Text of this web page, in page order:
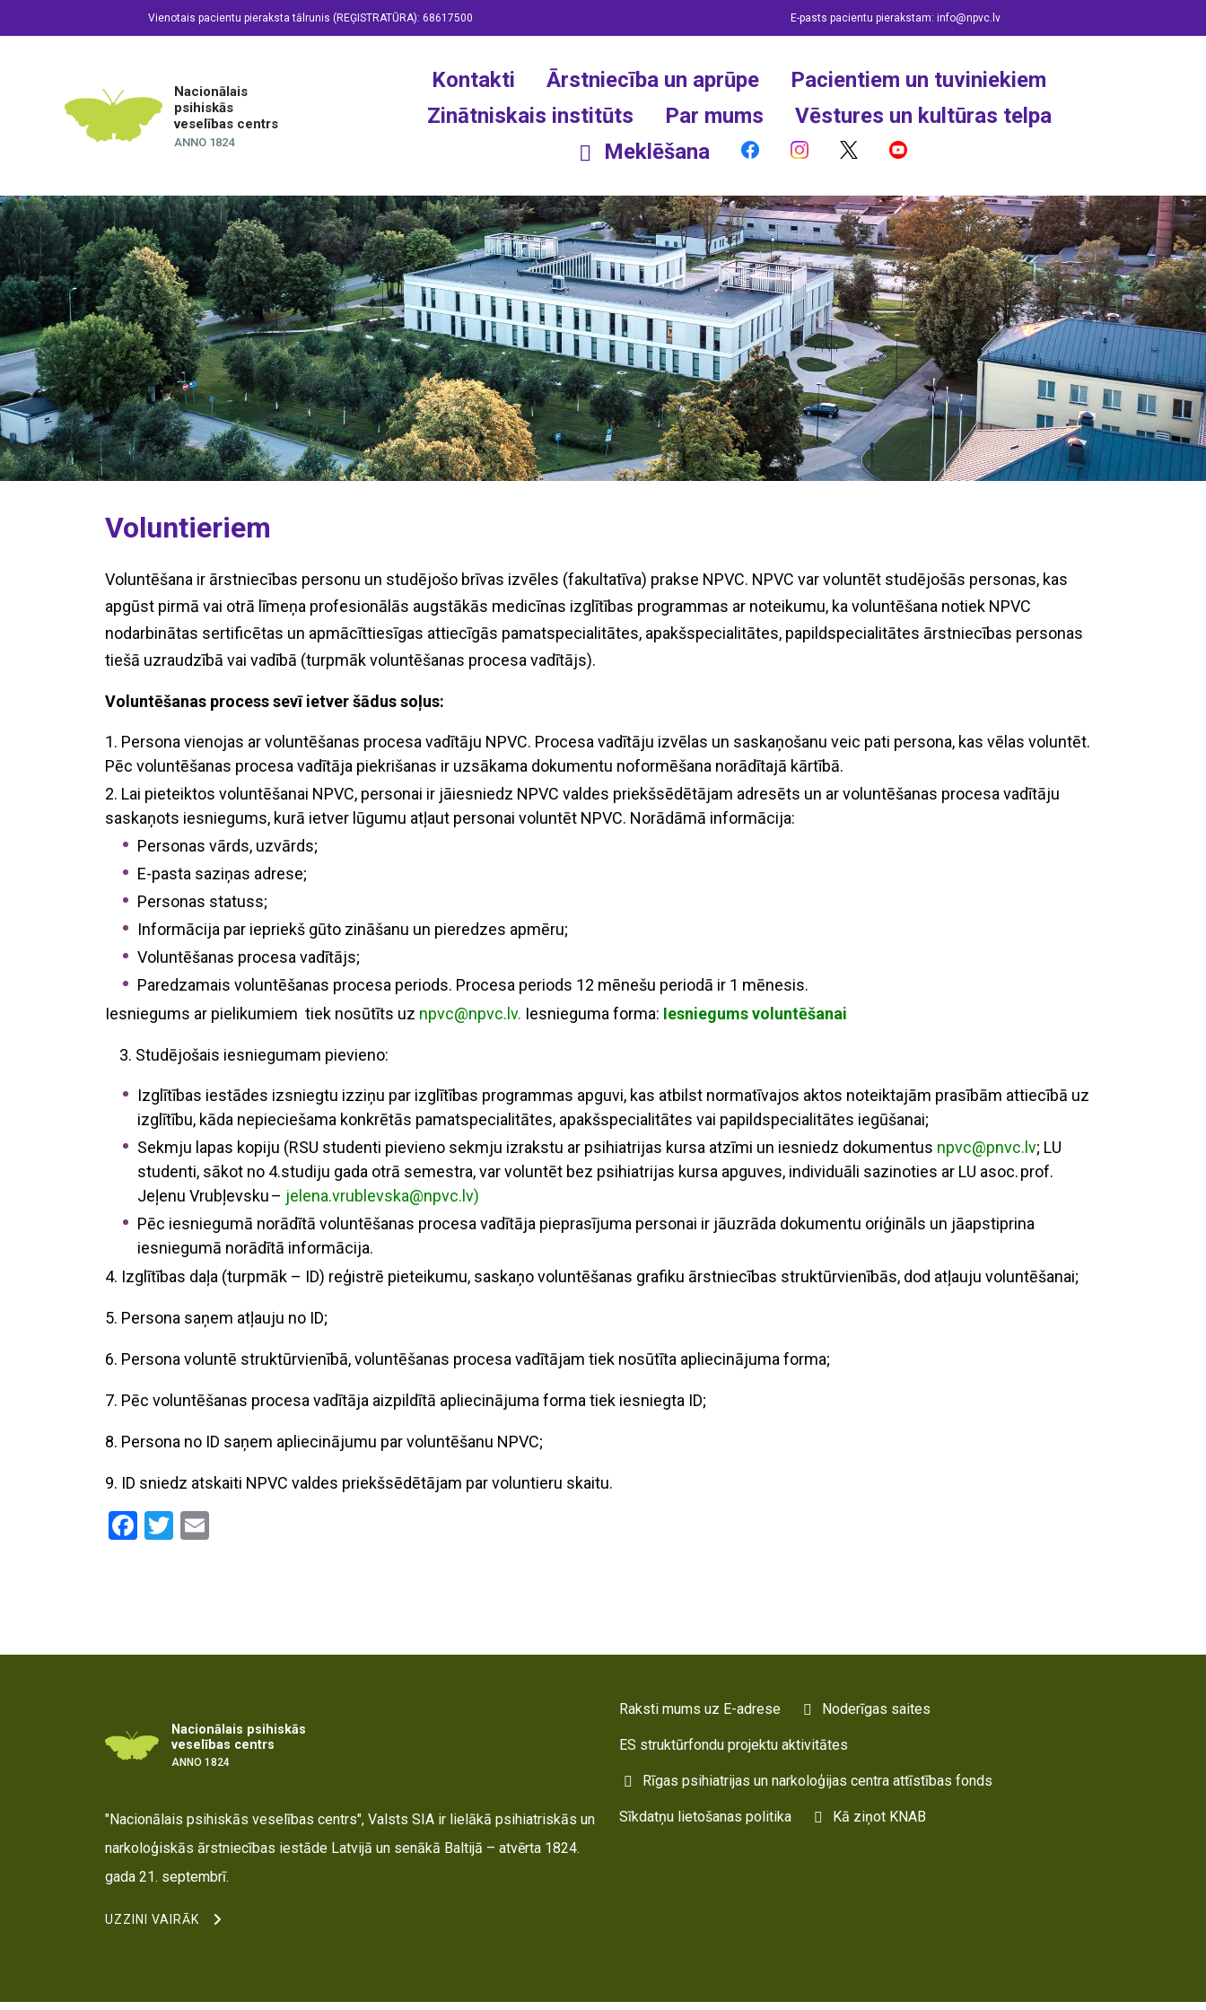
Vienotais pacientu pieraksta tālrunis (REĢISTRATŪRA): 68617500 E-pasts pacientu pierakstam: info@npvc.lv
Nacionālais
psihiskās
veselības centrs
ANNO 1824
Kontakti Ārstniecība un aprūpe
Pacientiem un tuviniekiem
Zinātniskais institūts
Par mums
Vēstures un kultūras telpa
Meklēšana
Voluntieriem
Voluntēšana ir ārstniecības personu un studējošo brīvas izvēles (fakultatīva) prakse NPVC. NPVC var voluntēt studējošās personas, kas
apgūst pirmā vai otrā līmeņa profesionālās augstākās medicīnas izglītības programmas ar noteikumu, ka voluntēšana notiek NPVC
nodarbinātas sertificētas un apmācīttiesīgas attiecīgās pamatspecialitātes, apakšspecialitātes, papildspecialitātes ārstniecības personas
tiešā uzraudzībā vai vadībā (turpmāk voluntēšanas procesa vadītājs).
Voluntēšanas process sevī ietver šādus soļus:
Persona vienojas ar voluntēšanas procesa vadītāju NPVC. Procesa vadītāju izvēlas un saskaņošanu veic pati persona, kas vēlas voluntēt.
Pēc voluntēšanas procesa vadītāja piekrišanas ir uzsākama dokumentu noformēšana norādītajā kārtībā.
Lai pieteiktos voluntēšanai NPVC, personai ir jāiesniedz NPVC valdes priekšsēdētājam adresēts un ar voluntēšanas procesa vadītāju
saskaņots iesniegums, kurā ietver lūgumu atļaut personai voluntēt NPVC. Norādāmā informācija:
Personas vārds, uzvārds;
E-pasta saziņas adrese;
Personas statuss;
Informācija par iepriekš gūto zināšanu un pieredzes apmēru;
Voluntēšanas procesa vadītājs;
Paredzamais voluntēšanas procesa periods. Procesa periods 12 mēnešu periodā ir 1 mēnesis.
Iesniegums ar pielikumiem tiek nosūtīts uz npvc@npvc.lv. Iesnieguma forma: Iesniegums voluntēšanai
3. Studējošais iesniegumam pievieno:
Izglītības iestādes izsniegtu izziņu par izglītības programmas apguvi, kas atbilst normatīvajos aktos noteiktajām prasībām attiecībā uz
izglītību, kāda nepieciešama konkrētās pamatspecialitātes, apakšspecialitātes vai papildspecialitātes iegūšanai;
Sekmju lapas kopiju (RSU studenti pievieno sekmju izrakstu ar psihiatrijas kursa atzīmi un iesniedz dokumentus npvc@pnvc.lv; LU
studenti, sākot no 4.studiju gada otrā semestra,varvoluntēt bez psihiatrijas kursa apguves, individuāli sazinoties ar LU asoc.prof.
Jeļenu Vrubļevsku– jelena.vrublevska@npvc.lv)
Pēc iesniegumā norādītā voluntēšanas procesa vadītāja pieprasījuma personai ir jāuzrāda dokumentu oriģināls un jāapstiprina
iesniegumā norādītā informācija.
4. Izglītības daļa (turpmāk – ID) reģistrē pieteikumu, saskaņo voluntēšanas grafiku ārstniecības struktūrvienībās, dod atļauju voluntēšanai;
5. Persona saņem atļauju no ID;
6. Persona voluntē struktūrvienībā, voluntēšanas procesa vadītājam tiek nosūtīta apliecinājuma forma;
7. Pēc voluntēšanas procesa vadītāja aizpildītā apliecinājuma forma tiek iesniegta ID;
8. Persona no ID saņem apliecinājumu par voluntēšanu NPVC;
9. ID sniedz atskaiti NPVC valdes priekšsēdētājam par voluntieru skaitu.
Facebook
Twitter
Nacionālais psihiskās
veselības centrs
ANNO 1824
"Nacionālais psihiskās veselības centrs", Valsts SIA ir lielākā psihiatriskās un
narkoloģiskās ārstniecības iestāde Latvijā un senākā Baltijā – atvērta 1824.
gada 21. septembrī.
UZZINI VAIRĀK
Raksti mums uz E-adrese Noderīgas saites
ES struktūrfondu projektu aktivitātes
Rīgas psihiatrijas un narkoloģijas centra attīstības fonds
Sīkdatņu lietošanas politika Kā ziņot KNAB